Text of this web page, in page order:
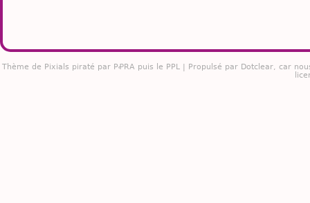
Thème de Pixials piraté par PꝒRA puis le PPL | Propulsé par Dotclear, car